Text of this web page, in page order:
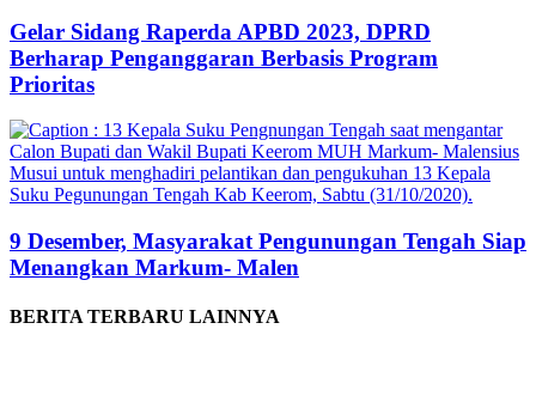
Gelar Sidang Raperda APBD 2023, DPRD
Berharap Penganggaran Berbasis Program
Prioritas
9 Desember, Masyarakat Pengunungan Tengah Siap
Menangkan Markum- Malen
BERITA TERBARU LAINNYA